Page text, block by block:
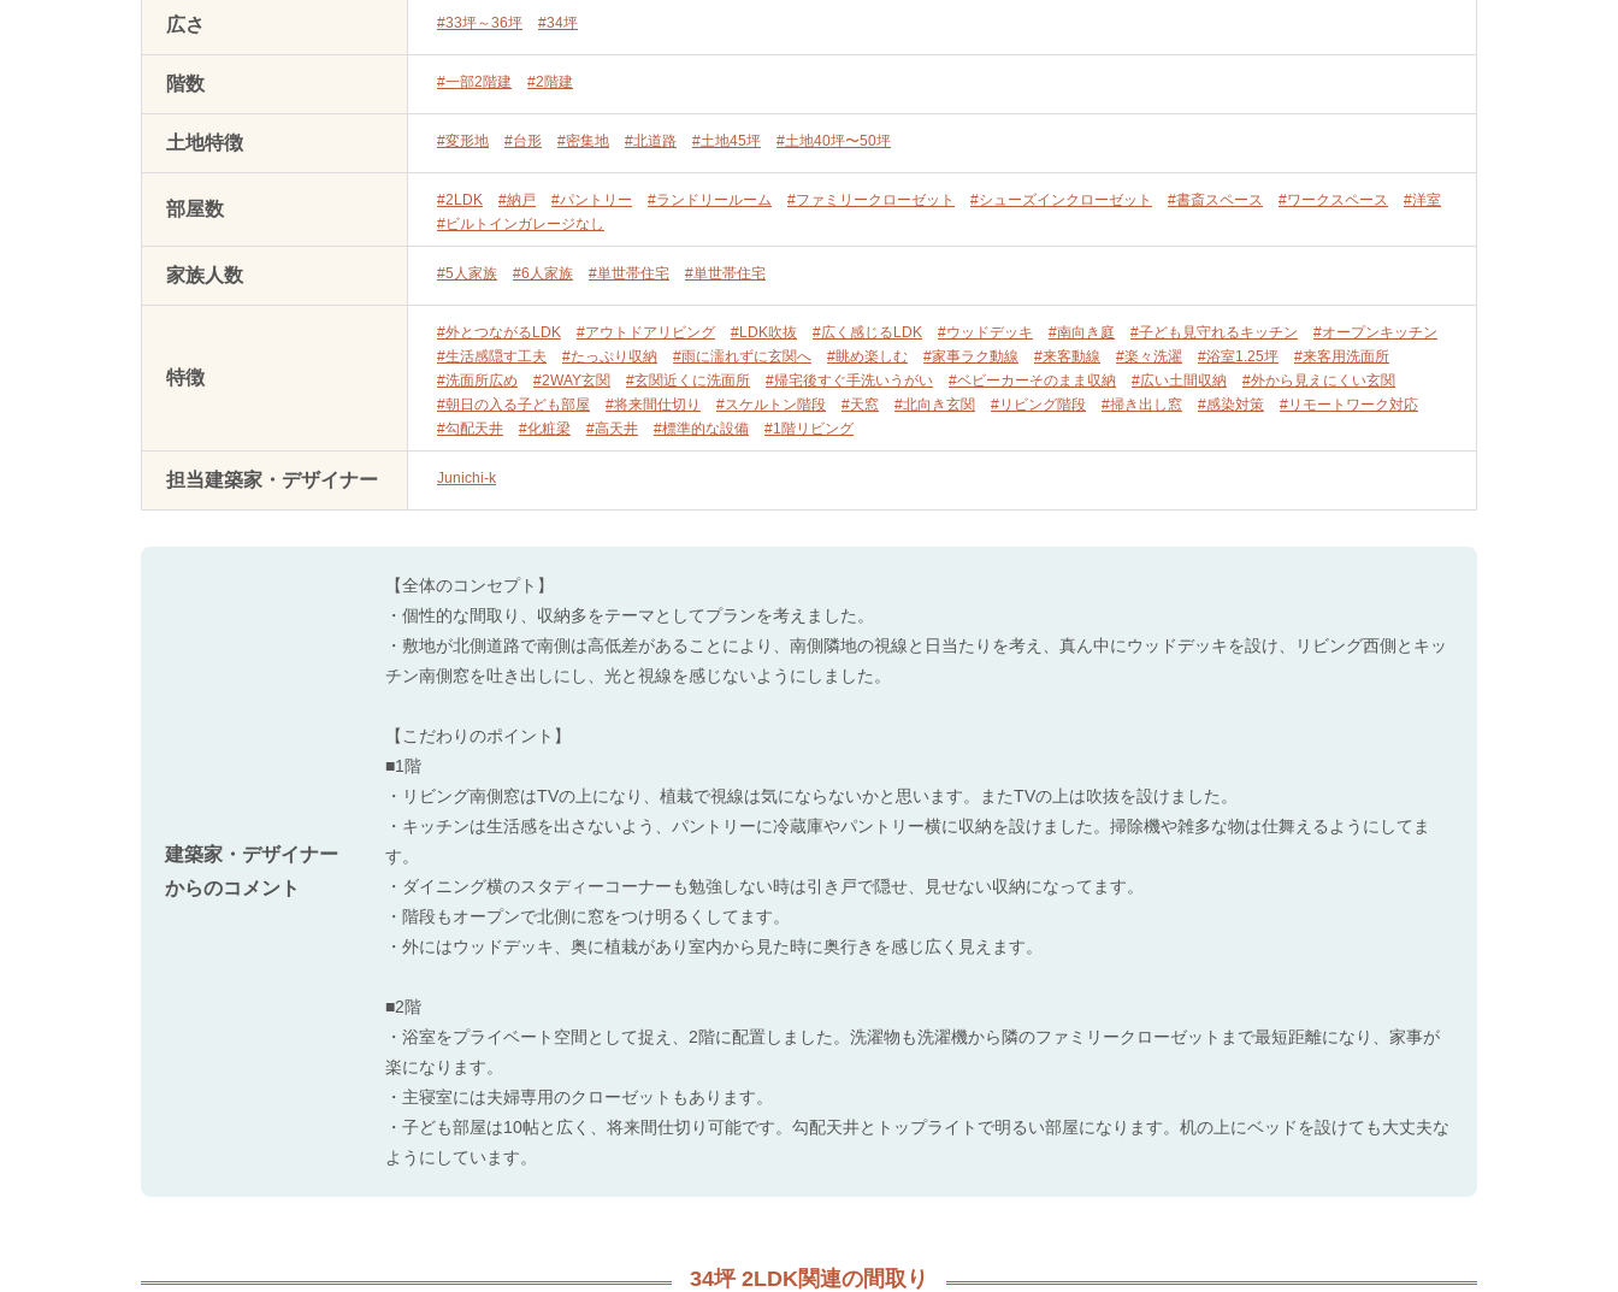
広さ #33坪～36坪 #34坪
階数 #一部2階建 #2階建
土地特徴 #変形地 #台形 #密集地 #北道路 #土地45坪 #土地40坪〜50坪
部屋数 #2LDK #納戸 #パントリー #ランドリールーム #ファミリークローゼット #シューズインクローゼット #書斎スペース #ワークスペース
#洋室
#ビルトインガレージなし
家族人数 #5人家族 #6人家族 #単世帯住宅 #単世帯住宅
特徴
#外とつながるLDK #アウトドアリビング #LDK吹抜 #広く感じるLDK #ウッドデッキ #南向き庭 #子ども見守れるキッチン
#オープンキッチン
#生活感隠す工夫
#たっぷり収納 #雨に濡れずに玄関へ #眺め楽しむ #家事ラク動線 #来客動線 #楽々洗濯 #浴室1.25坪
#来客用洗面所
#洗面所広め
#2WAY玄関 #玄関近くに洗面所 #帰宅後すぐ手洗いうがい #ベビーカーそのまま収納 #広い土間収納
#外から見えにくい玄関
#朝日の入る子ども部屋
#将来間仕切り #スケルトン階段 #天窓 #北向き玄関 #リビング階段 #掃き出し窓 #感染対策
#リモートワーク対応
#勾配天井
#化粧梁 #高天井 #標準的な設備 #1階リビング
担当建築家・デザイナー Junichi-k
建築家・デザイナー
からのコメント
【全体のコンセプト】
・個性的な間取り、収納多をテーマとしてプランを考えました。
・敷地が北側道路で南側は高低差があることにより、南側隣地の視線と日当たりを考え、真ん中にウッドデッキを設け、リビング西側とキッ
チン南側窓を吐き出しにし、光と視線を感じないようにしました。
【こだわりのポイント】
■1階
・リビング南側窓はTVの上になり、植栽で視線は気にならないかと思います。またTVの上は吹抜を設けました。
・キッチンは生活感を出さないよう、パントリーに冷蔵庫やパントリー横に収納を設けました。掃除機や雑多な物は仕舞えるようにしてま
す。
・ダイニング横のスタディーコーナーも勉強しない時は引き戸で隠せ、見せない収納になってます。
・階段もオープンで北側に窓をつけ明るくしてます。
・外にはウッドデッキ、奥に植栽があり室内から見た時に奥行きを感じ広く見えます。
■2階
・浴室をプライベート空間として捉え、2階に配置しました。洗濯物も洗濯機から隣のファミリークローゼットまで最短距離になり、家事が
楽になります。
・主寝室には夫婦専用のクローゼットもあります。
・子ども部屋は10帖と広く、将来間仕切り可能です。勾配天井とトップライトで明るい部屋になります。机の上にベッドを設けても大丈夫な
ようにしています。
34坪 2LDK関連の間取り